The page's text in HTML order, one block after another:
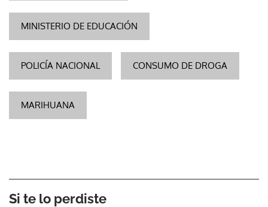
MINISTERIO DE EDUCACIÓN
POLICÍA NACIONAL CONSUMO DE DROGA
MARIHUANA
Si te lo perdiste